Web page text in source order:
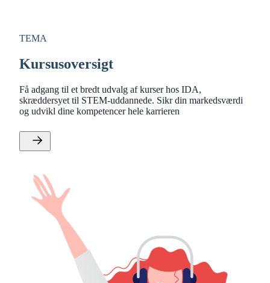
TEMA
Kursusoversigt
Få adgang til et bredt udvalg af kurser hos IDA,
skræddersyet til STEM-uddannede. Sikr din markedsværdi
og udvikl dine kompetencer hele karrieren